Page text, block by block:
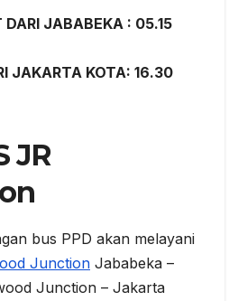
JABABEKA : 05.15
JAKARTA KOTA: 16.30
JR
bus PPD akan melayani
Junction Jababeka –
Junction – Jakarta